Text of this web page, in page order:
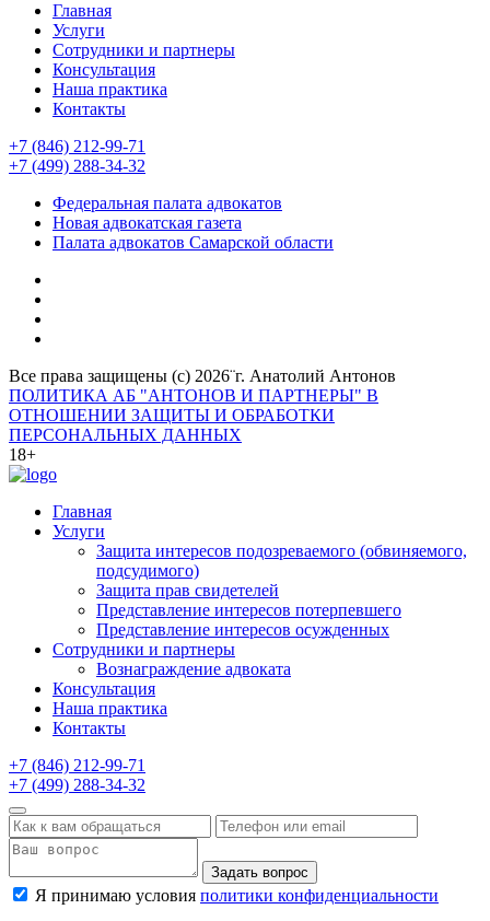
Главная
Услуги
Сотрудники и партнеры
Консультация
Наша практика
Контакты
+7 (846) 212-99-71
+7 (499) 288-34-32
Федеральная палата адвокатов
Новая адвокатская газета
Палата адвокатов Самарской области
Все права защищены (с) 2026¨г. Анатолий Антонов
ПОЛИТИКА АБ "АНТОНОВ И ПАРТНЕРЫ" В
ОТНОШЕНИИ ЗАЩИТЫ И ОБРАБОТКИ
ПЕРСОНАЛЬНЫХ ДАННЫХ
18+
Главная
Услуги
Защита интересов подозреваемого (обвиняемого,
подсудимого)
Защита прав свидетелей
Представление интересов потерпевшего
Представление интересов осужденных
Сотрудники и партнеры
Вознаграждение адвоката
Консультация
Наша практика
Контакты
+7 (846) 212-99-71
+7 (499) 288-34-32
Задать вопрос
Я принимаю условия политики конфиденциальности